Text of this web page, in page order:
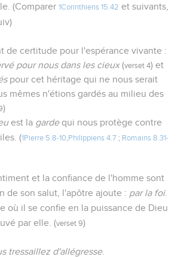
(Comparer 1Corinthiens 15.42 et suivants,
de certitude pour l'espérance vivante :
pour nous dans les cieux(verset 4) et
pour cet héritage qui ne nous serait
mêmes n'étions gardés au milieu des
)
est la gardequi nous protège contre
(1Pierre 5.8-10 Philippiens 4.7 ; Romains 8.31-
et la confiance de l'homme sont
de son salut, l'apôtre ajoute : par la foi.
où il se confie en la puissance de Dieu
par elle. (verset 9)
tressaillez d'allégresse.